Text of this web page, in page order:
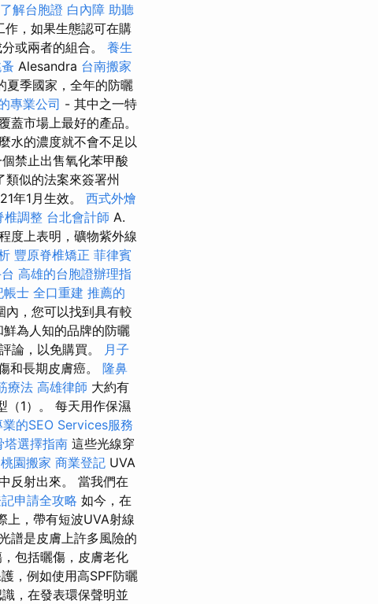
解台胞證 白內障 助聽
作，如果生態認可在購
或兩者的組合。 養生
Alesandra 台南搬家
夏季國家，全年的防曬
專業公司 - 其中之一特
蓋市場上最好的產品。
水的濃度就不會不足以
禁止出售氧化苯甲酸
類似的法案來簽署州
年1月生效。 西式外燴
椎調整 台北會計師 A.
度上表明，礦物紫外線
豐原脊椎矯正 菲律賓
高雄的台胞證辦理指
帳士 全口重建 推薦的
內，您可以找到具有較
為人知的品牌的防曬
論，以免購買。
月子
和長期皮膚癌。 隆鼻
療法 高雄律師 大約有
（1）。 每天用作保濕
業的SEO Services服務
塔選擇指南 這些光線穿
桃園搬家 商業登記 UVA
反射出來。 當我們在
申請全攻略 如今，在
上，帶有短波UVA射線
譜是皮膚上許多風險的
包括曬傷，皮膚老化
，例如使用高SPF防曬
，在發表環保聲明並